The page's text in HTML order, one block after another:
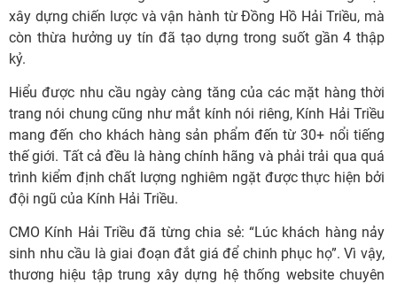
xây dựng chiến lược và vận hành từ Đồng Hồ Hải Triều, mà
còn thừa hưởng uy tín đã tạo dựng trong suốt gần 4 thập
kỷ.
Hiểu được nhu cầu ngày càng tăng của các mặt hàng thời
trang nói chung cũng như mắt kính nói riêng, Kính Hải Triều
mang đến cho khách hàng sản phẩm đến từ 30+ nổi tiếng
thế giới. Tất cả đều là hàng chính hãng và phải trải qua quá
trình kiểm định chất lượng nghiêm ngặt được thực hiện bởi
đội ngũ của Kính Hải Triều.
CMO Kính Hải Triều đã từng chia sẻ: “Lúc khách hàng nảy
sinh nhu cầu là giai đoạn đắt giá để chinh phục họ”. Vì vậy,
thương hiệu tập trung xây dựng hệ thống website chuyên